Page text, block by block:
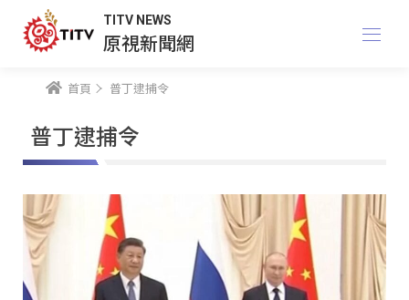
TITV NEWS
原視新聞網
首頁 普丁逮捕令
普丁逮捕令